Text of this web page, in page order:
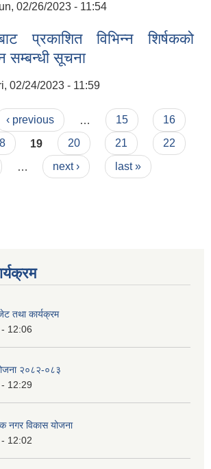
02/26/2023 - 11:54
। प्रकाशित विभिन्न शिर्षकको
सम्बन्धी सूचना
02/24/2023 - 11:59
आव्हान सम्बन्धी सूचना
‹ previous 15
16
19 20 21
22
next › last »
तथा कार्यक्रम
12:06
२०८२-०८३
12:29
नगर विकास योजना
12:02